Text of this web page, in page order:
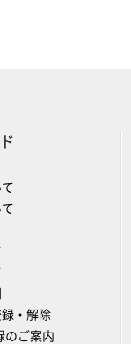
・解除
のご案内